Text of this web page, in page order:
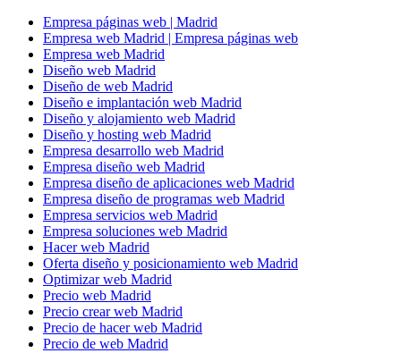
Empresa páginas web | Madrid
Empresa web Madrid | Empresa páginas web
Empresa web Madrid
Diseño web Madrid
Diseño de web Madrid
Diseño e implantación web Madrid
Diseño y alojamiento web Madrid
Diseño y hosting web Madrid
Empresa desarrollo web Madrid
Empresa diseño web Madrid
Empresa diseño de aplicaciones web Madrid
Empresa diseño de programas web Madrid
Empresa servicios web Madrid
Empresa soluciones web Madrid
Hacer web Madrid
Oferta diseño y posicionamiento web Madrid
Optimizar web Madrid
Precio web Madrid
Precio crear web Madrid
Precio de hacer web Madrid
Precio de web Madrid